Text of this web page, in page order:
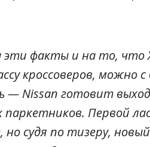
эти факты и на то,
кроссоверов, можно
— Nissan готовит
Первой
но судя по тизеру,